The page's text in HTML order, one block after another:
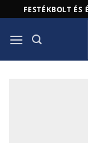
to
content
FESTÉKBOLT ÉS